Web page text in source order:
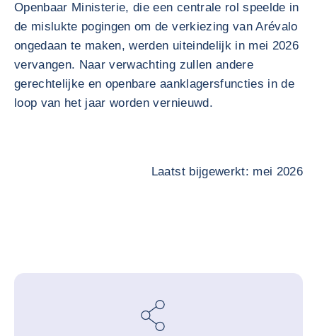
Openbaar Ministerie, die een centrale rol speelde in
de mislukte pogingen om de verkiezing van Arévalo
ongedaan te maken, werden uiteindelijk in mei 2026
vervangen. Naar verwachting zullen andere
gerechtelijke en openbare aanklagersfuncties in de
loop van het jaar worden vernieuwd.
Laatst bijgewerkt: mei 2026